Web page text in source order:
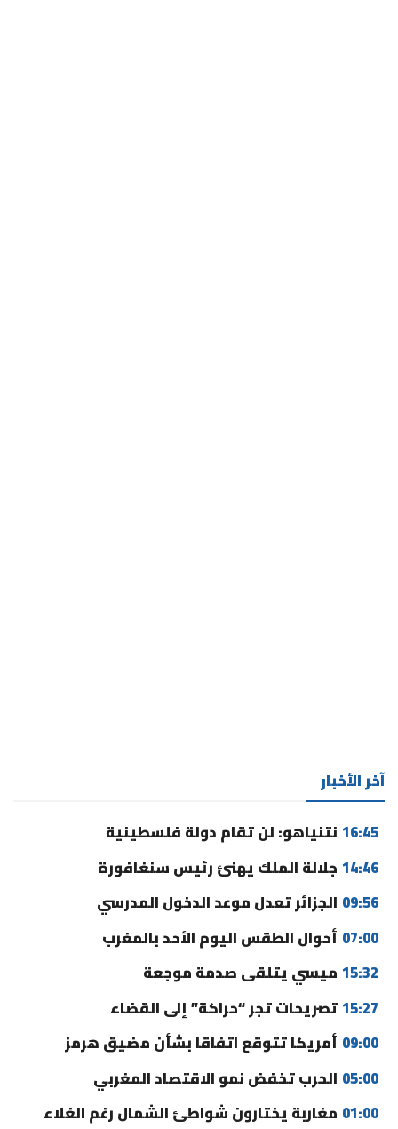
آخر الأخبار
16:45 نتنياهو: لن تقام دولة فلسطينية
14:46 جلالة الملك يهنئ رئيس سنغافورة
09:56 الجزائر تعدل موعد الدخول المدرسي
07:00 أحوال الطقس اليوم الأحد بالمغرب
15:32 ميسي يتلقى صدمة موجعة
15:27تصريحات تجر “حراكة” إلى القضاء
09:00 أمريكا تتوقع اتفاقا بشأن مضيق هرمز
05:00 الحرب تخفض نمو الاقتصاد المغربي
01:00 مغاربة يختارون شواطئ الشمال رغم الغلاء